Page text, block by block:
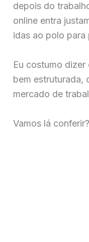
depois do
online entra
idas ao polo para
Eu costumo
bem estruturada,
mercado de
Vamos lá conferir?